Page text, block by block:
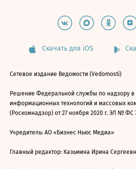
Скачать для iOS
Сетевое издание Ведомости (Vedomosti)
Решение Федеральной службы по надзору в
информационных технологий и массовых
(Роскомнадзор) от 27 ноября 2020 г. ЭЛ № ФС
Учредитель: АО «Бизнес Ньюс Медиа»
Главный редактор: Казьмина Ирина